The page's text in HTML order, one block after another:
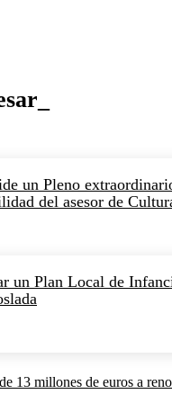
un Pleno
del asesor de
un Plan Local de
13 millones de euros a